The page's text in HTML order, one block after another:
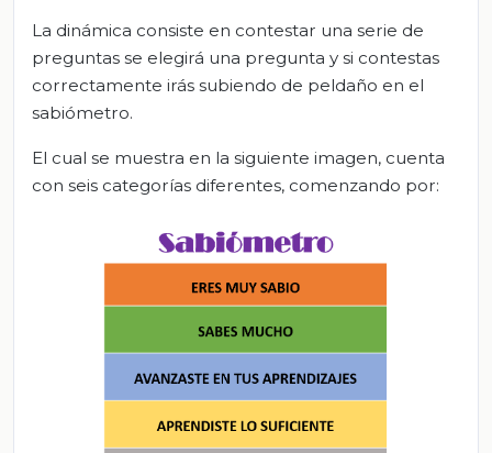
La dinámica consiste en contestar una serie de
preguntas se elegirá una pregunta y si contestas
correctamente irás subiendo de peldaño en el
sabiómetro.
El cual se muestra en la siguiente imagen, cuenta
con seis categorías diferentes, comenzando por: